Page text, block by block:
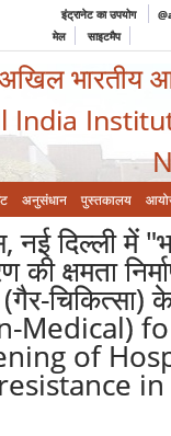
इंट्रानेट का उपयोग
मेल
साइटमैप
भारतीय
India
अनुसंधान पुस्तकालय
नई दिल्ली में
क्षमता
(गैर-
Medical)
of
in